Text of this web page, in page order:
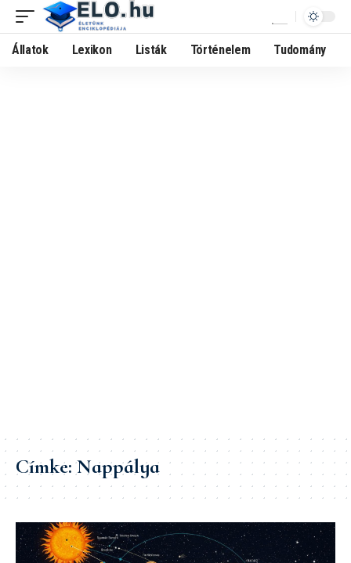
Állatok Lexikon Listák Történelem Tudomány
Címke:Nappálya